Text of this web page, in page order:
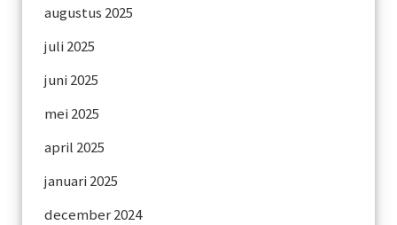
augustus 2025
juli 2025
juni 2025
mei 2025
april 2025
januari 2025
december 2024